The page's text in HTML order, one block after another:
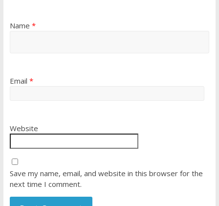
Name *
Email *
Website
Save my name, email, and website in this browser for the
next time I comment.